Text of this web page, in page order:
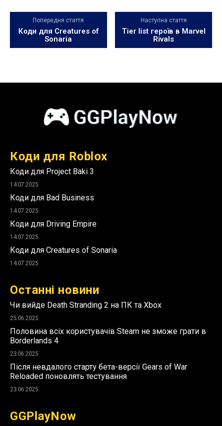
Попередня стаття
Коди для Creatures of
Sonaria
Наступна стаття
Tier list героїв в Marvel
Rivals
Коди для Roblox
Коди для Project Baki 3
14.07.2025
Коди для Bad Business
14.07.2025
Коди для Driving Empire
14.07.2025
Коди для Creatures of Sonaria
14.07.2025
Останні новини
Чи вийде Death Stranding 2 на ПК та Xbox
25.06.2025
Половина всіх користувачів Steam не зможе грати в
Borderlands 4
23.06.2025
Після невдалого старту бета-версії Gears of War
Reloaded поновлять тестування
23.06.2025
GGPlayNow